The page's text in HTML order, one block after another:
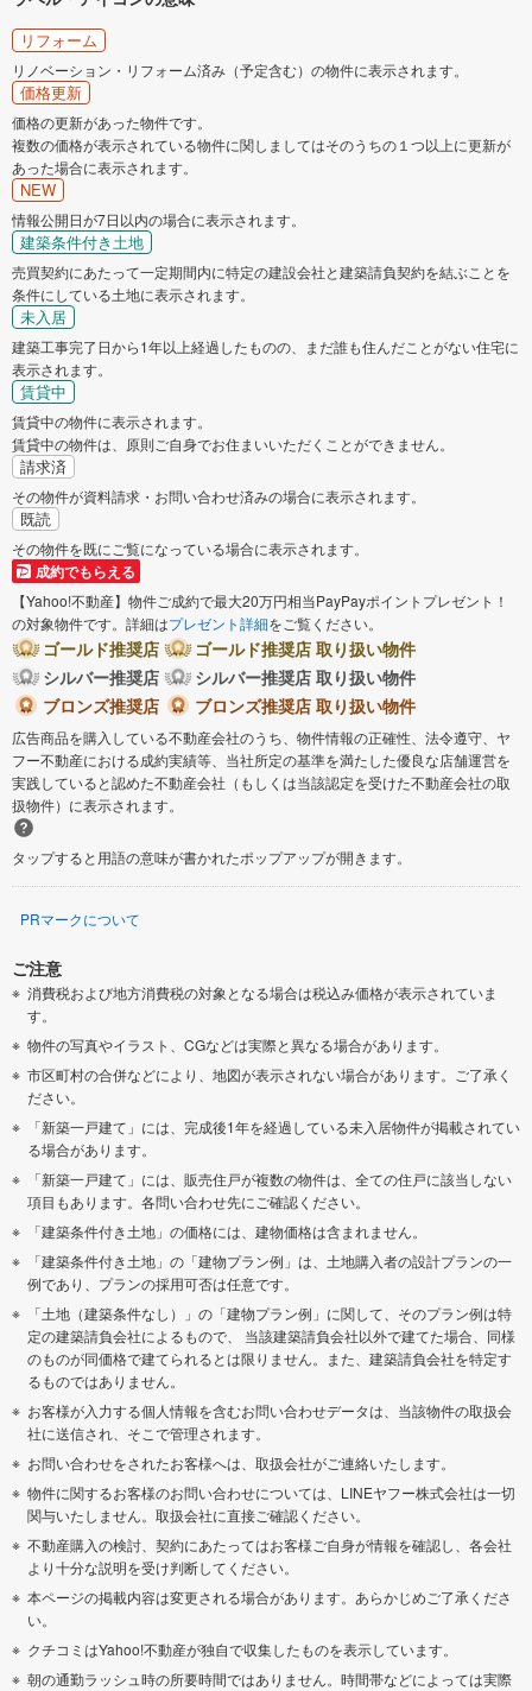
リフォーム
リノベーション・リフォーム済み（予定含む）の物件に表示されます。
価格更新
価格の更新があった物件です。
複数の価格が表示されている物件に関しましてはそのうちの１つ以上に更新が
あった場合に表示されます。
NEW
情報公開日が7日以内の場合に表示されます。
建築条件付き土地
売買契約にあたって一定期間内に特定の建設会社と建築請負契約を結ぶことを
条件にしている土地に表示されます。
未入居
建築工事完了日から1年以上経過したものの、まだ誰も住んだことがない住宅に
表示されます。
賃貸中
賃貸中の物件に表示されます。
賃貸中の物件は、原則ご自身でお住まいいただくことができません。
請求済
その物件が資料請求・お問い合わせ済みの場合に表示されます。
既読
その物件を既にご覧になっている場合に表示されます。
成約でもらえる
【Yahoo!不動産】物件ご成約で最大20万円相当PayPayポイントプレゼント！
の対象物件です。詳細はプレゼント詳細をご覧ください。
ゴールド推奨店
ゴールド推奨店 取り扱い物件
シルバー推奨店
シルバー推奨店 取り扱い物件
ブロンズ推奨店
ブロンズ推奨店 取り扱い物件
広告商品を購入している不動産会社のうち、物件情報の正確性、法令遵守、ヤ
フー不動産における成約実績等、当社所定の基準を満たした優良な店舗運営を
実践していると認めた不動産会社（もしくは当該認定を受けた不動産会社の取
扱物件）に表示されます。
タップすると用語の意味が書かれたポップアップが開きます。
PRマークについて
ご注意
消費税および地方消費税の対象となる場合は税込み価格が表示されていま
す。
物件の写真やイラスト、CGなどは実際と異なる場合があります。
市区町村の合併などにより、地図が表示されない場合があります。ご了承く
ださい。
「新築一戸建て」には、完成後1年を経過している未入居物件が掲載されてい
る場合があります。
「新築一戸建て」には、販売住戸が複数の物件は、全ての住戸に該当しない
項目もあります。各問い合わせ先にご確認ください。
「建築条件付き土地」の価格には、建物価格は含まれません。
「建築条件付き土地」の「建物プラン例」は、土地購入者の設計プランの一
例であり、プランの採用可否は任意です。
「土地（建築条件なし）」の「建物プラン例」に関して、そのプラン例は特
定の建築請負会社によるもので、 当該建築請負会社以外で建てた場合、同様
のものが同価格で建てられるとは限りません。また、建築請負会社を特定す
るものではありません。
お客様が入力する個人情報を含むお問い合わせデータは、当該物件の取扱会
社に送信され、そこで管理されます。
お問い合わせをされたお客様へは、取扱会社がご連絡いたします。
物件に関するお客様のお問い合わせについては、LINEヤフー株式会社は一切
関与いたしません。取扱会社に直接ご確認ください。
不動産購入の検討、契約にあたってはお客様ご自身が情報を確認し、各会社
より十分な説明を受け判断してください。
本ページの掲載内容は変更される場合があります。あらかじめご了承くださ
い。
クチコミはYahoo!不動産が独自で収集したものを表示しています。
朝の通勤ラッシュ時の所要時間ではありません。時間帯などによっては実際